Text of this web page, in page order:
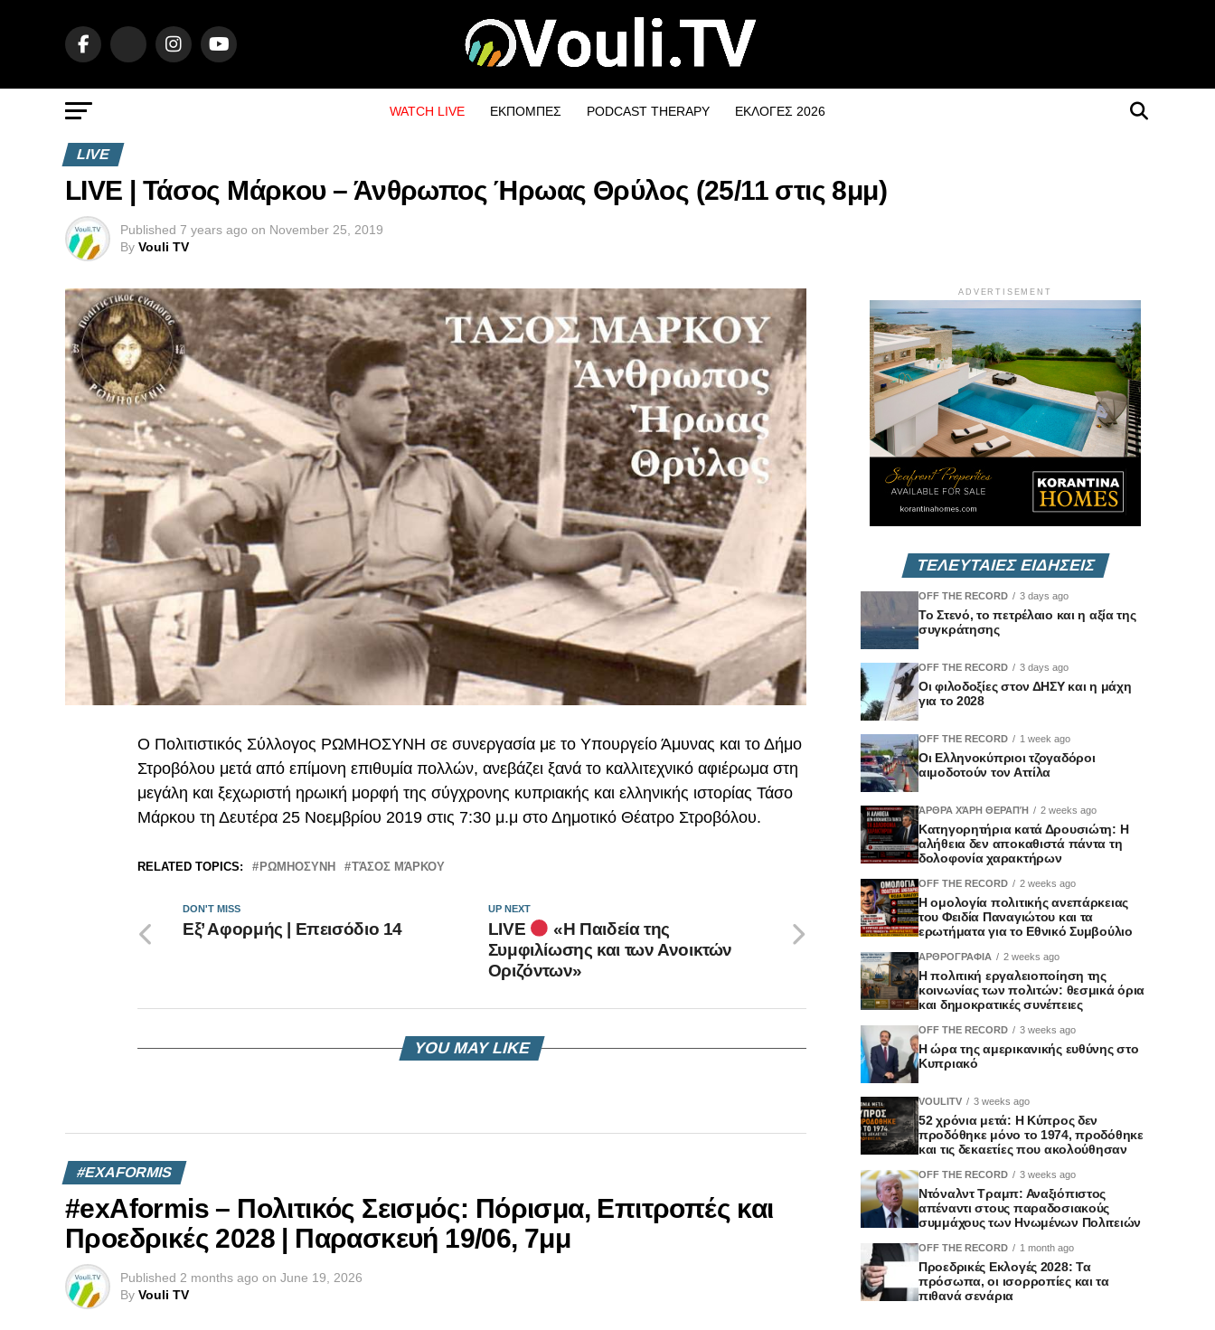
WATCH LIVE ΕΚΠΟΜΠΕΣ PODCAST THERAPY ΕΚΛΟΓΕΣ 2026
LIVE
LIVE | Τάσος Μάρκου – Άνθρωπος Ήρωας Θρύλος (25/11 στις 8μμ)
Published 7 years ago on November 25, 2019
By Vouli TV
Ο Πολιτιστικός Σύλλογος ΡΩΜΗΟΣΥΝΗ σε συνεργασία με το Υπουργείο Άμυνας και το Δήμο
Στροβόλου μετά από επίμονη επιθυμία πολλών, ανεβάζει ξανά το καλλιτεχνικό αφιέρωμα στη
μεγάλη και ξεχωριστή ηρωική μορφή της σύγχρονης κυπριακής και ελληνικής ιστορίας Τάσο
Μάρκου τη Δευτέρα 25 Νοεμβρίου 2019 στις 7:30 μ.μ στο Δημοτικό Θέατρο Στροβόλου.
RELATED TOPICS: ΡΩΜΗΟΣΥΝΗ ΤΆΣΟΣ ΜΆΡΚΟΥ
UP NEXT
LIVE
«Η Παιδεία της
Συμφιλίωσης και των Ανοικτών
Οριζόντων»
DON'T MISS
Εξ’ Αφορμής | Επεισόδιο 14
YOU MAY LIKE
#EXAFORMIS
#exAformis – Πολιτικός Σεισμός: Πόρισμα, Επιτροπές και
Προεδρικές 2028 | Παρασκευή 19/06, 7μμ
Published 2 months ago on June 19, 2026
By Vouli TV
ADVERTISEMENT
ΤΕΛΕΥΤΑΙΕΣ ΕΙΔΗΣΕΙΣ
OFF THE RECORD 3 days ago
Το Στενό, το πετρέλαιο και η αξία της
συγκράτησης
OFF THE RECORD 3 days ago
Οι φιλοδοξίες στον ΔΗΣΥ και η μάχη
για το 2028
OFF THE RECORD 1 week ago
Οι Ελληνοκύπριοι τζογαδόροι
αιμοδοτούν τον Αττίλα
ΆΡΘΡΑ ΧΆΡΗ ΘΕΡΑΠΉ 2 weeks ago
Κατηγορητήρια κατά Δρουσιώτη: Η
αλήθεια δεν αποκαθιστά πάντα τη
δολοφονία χαρακτήρων
OFF THE RECORD 2 weeks ago
Η ομολογία πολιτικής ανεπάρκειας
του Φειδία Παναγιώτου και τα
ερωτήματα για το Εθνικό Συμβούλιο
ΑΡΘΡΟΓΡΑΦΙΑ 2 weeks ago
Η πολιτική εργαλειοποίηση της
κοινωνίας των πολιτών: θεσμικά όρια
και δημοκρατικές συνέπειες
OFF THE RECORD 3 weeks ago
Η ώρα της αμερικανικής ευθύνης στο
Κυπριακό
VOULITV 3 weeks ago
52 χρόνια μετά: Η Κύπρος δεν
προδόθηκε μόνο το 1974, προδόθηκε
και τις δεκαετίες που ακολούθησαν
OFF THE RECORD 3 weeks ago
Ντόναλντ Τραμπ: Αναξιόπιστος
απέναντι στους παραδοσιακούς
συμμάχους των Ηνωμένων Πολιτειών
OFF THE RECORD 1 month ago
Προεδρικές Εκλογές 2028: Τα
πρόσωπα, οι ισορροπίες και τα
πιθανά σενάρια